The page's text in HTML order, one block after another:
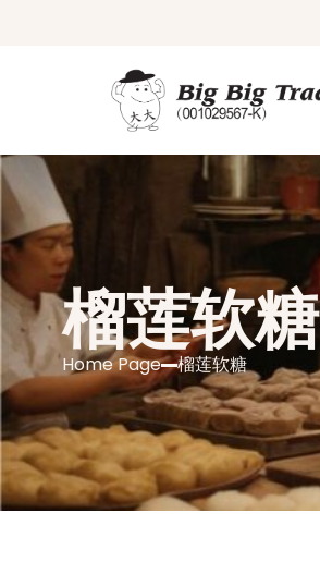
榴莲软糖
Home Page 榴莲软糖